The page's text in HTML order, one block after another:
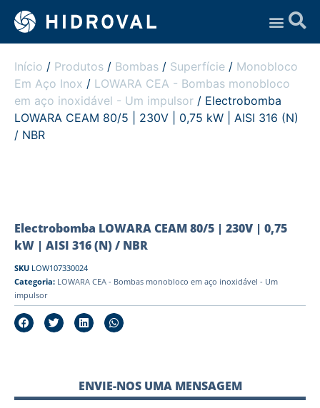
Início / Produtos / Bombas / Superfície / Monobloco
Em Aço Inox / LOWARA CEA - Bombas monobloco
em aço inoxidável - Um impulsor / Electrobomba
LOWARA CEAM 80/5 | 230V | 0,75 kW | AISI 316 (N)
/ NBR
Electrobomba LOWARA CEAM 80/5 | 230V | 0,75
kW | AISI 316 (N) / NBR
SKU LOW107330024
Categoria: LOWARA CEA - Bombas monobloco em aço inoxidável - Um
impulsor
ENVIE-NOS UMA MENSAGEM